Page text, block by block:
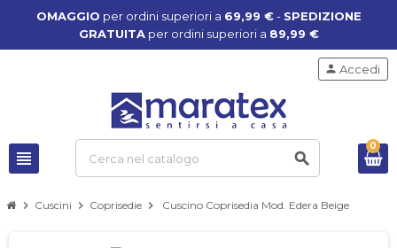
OMAGGIO per ordini superiori a 69,99 €- SPEDIZIONE
GRATUITAper ordini superiori a 89,99 €
view_headline search
person Accedi
0
chevron_right Cuscini chevron_right Coprisedie chevron_right Cuscino Coprisedia Mod. Edera Beige